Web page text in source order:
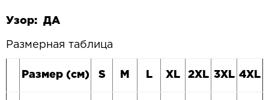
Узор: ДА
Размерная таблица
Размер (см) S M L XL 2XL 3XL 4XL